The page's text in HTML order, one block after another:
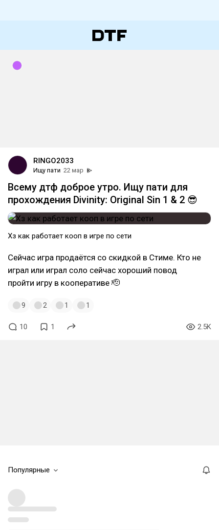
RINGO2033
Ищу пати 22 мар
Всему дтф доброе утро. Ищу пати для
прохождения Divinity: Original Sin 1 & 2 😎
Хз как работает кооп в игре по сети
Сейчас игра продаётся со скидкой в Стиме. Кто не
играл или играл соло сейчас хороший повод
пройти игру в кооперативе 🫡
9 2 1 1
10 1 2.5K
Популярные